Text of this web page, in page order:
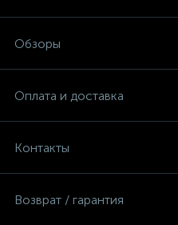
Обзоры
Оплата и доставка
Контакты
Возврат / гарантия